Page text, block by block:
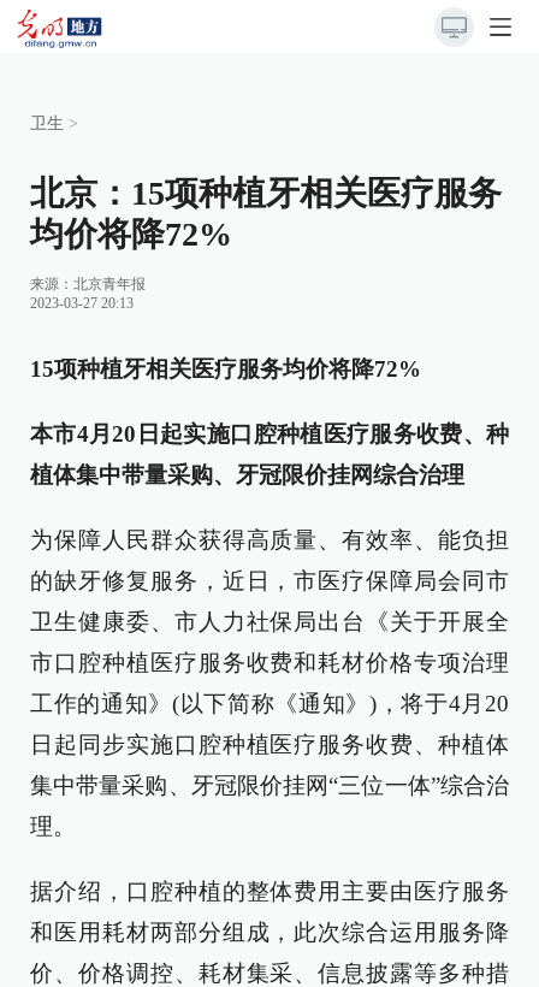
卫生 >
北京：15项种植牙相关医疗服务
均价将降72%
来源： 北京青年报
2023-03-27 20:13
15项种植牙相关医疗服务均价将降72%
本市4月20日起实施口腔种植医疗服务收费、种
植体集中带量采购、牙冠限价挂网综合治理
为保障人民群众获得高质量、有效率、能负担
的缺牙修复服务，近日，市医疗保障局会同市
卫生健康委、市人力社保局出台《关于开展全
市口腔种植医疗服务收费和耗材价格专项治理
工作的通知》(以下简称《通知》)，将于4月20
日起同步实施口腔种植医疗服务收费、种植体
集中带量采购、牙冠限价挂网“三位一体”综合治
理。
据介绍，口腔种植的整体费用主要由医疗服务
和医用耗材两部分组成，此次综合运用服务降
价、价格调控、耗材集采、信息披露等多种措